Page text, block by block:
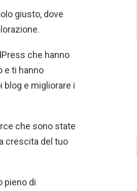
giusto, dove
che hanno
e ti hanno
blog e migliorare i
che sono state
crescita del tuo
pieno di